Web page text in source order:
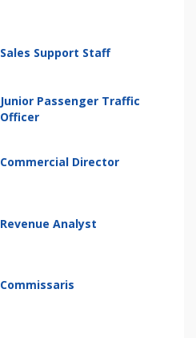
Sales Support Staff
Junior Passenger Traffic
Officer
Commercial Director
Revenue Analyst
Commissaris